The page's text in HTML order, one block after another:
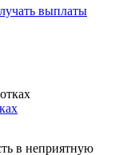
выплаты